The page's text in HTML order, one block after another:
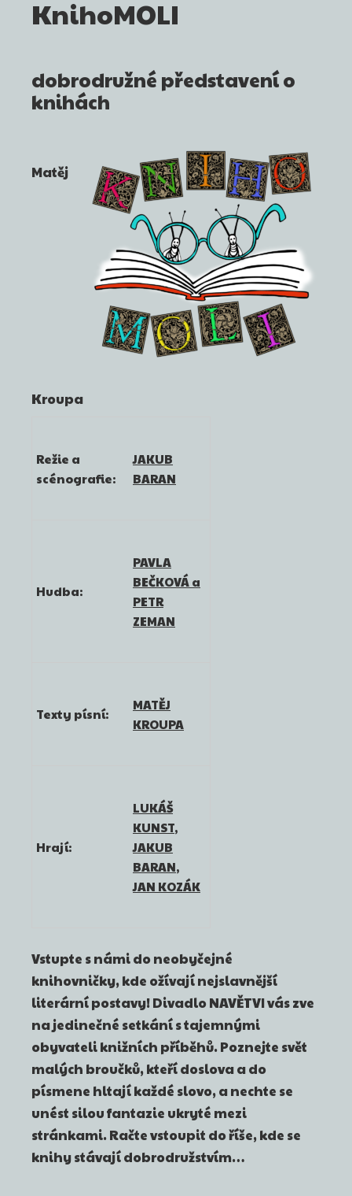
KnihoMOLI
dobrodružné představení o
knihách
Matěj
Kroupa
Režie a
scénografie:
JAKUB
BARAN
Hudba:
PAVLA
BEČKOVÁ a
PETR
ZEMAN
Texty písní:
MATĚJ
KROUPA
Hrají:
LUKÁŠ
KUNST,
JAKUB
BARAN,
JAN KOZÁK
Vstupte s námi do neobyčejné
knihovničky, kde ožívají nejslavnější
literární postavy! Divadlo NAVĚTVI vás zve
na jedinečné setkání s tajemnými
obyvateli knižních příběhů. Poznejte svět
malých broučků, kteří doslova a do
písmene hltají každé slovo, a nechte se
unést silou fantazie ukryté mezi
stránkami. Račte vstoupit do říše, kde se
knihy stávají dobrodružstvím…